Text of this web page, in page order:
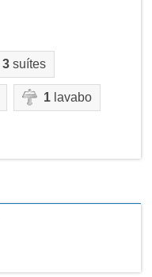
3suítes
1lavabo